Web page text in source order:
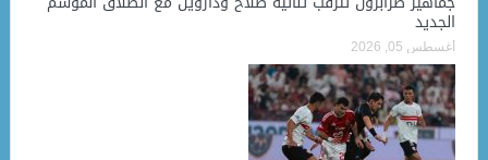
الجديد
أغسطس 05, 2026